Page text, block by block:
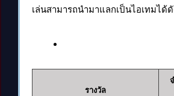
เล่นสามารถนำมาแลกเป็นไอเทมได้
รางวัล